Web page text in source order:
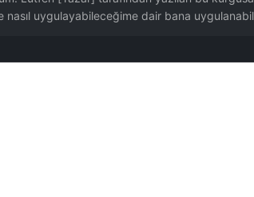
uygulayabileceğime dair bana